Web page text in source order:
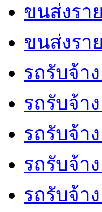
ขนส่งรา
ขนส่งรา
รถรับจ้า
รถรับจ้า
รถรับจ้า
รถรับจ้า
รถรับจ้า